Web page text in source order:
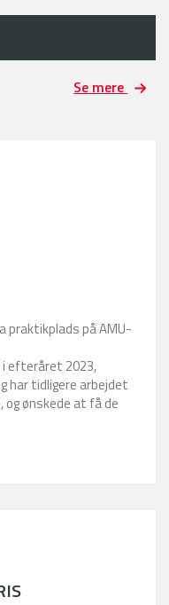
Se mere
praktikplads på AMU-
i efteråret 2023,
har tidligere arbejdet
ønskede at få de